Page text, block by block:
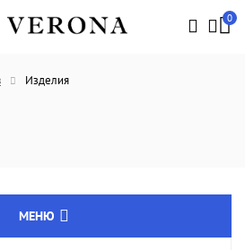
0
Изделия
МЕНЮ